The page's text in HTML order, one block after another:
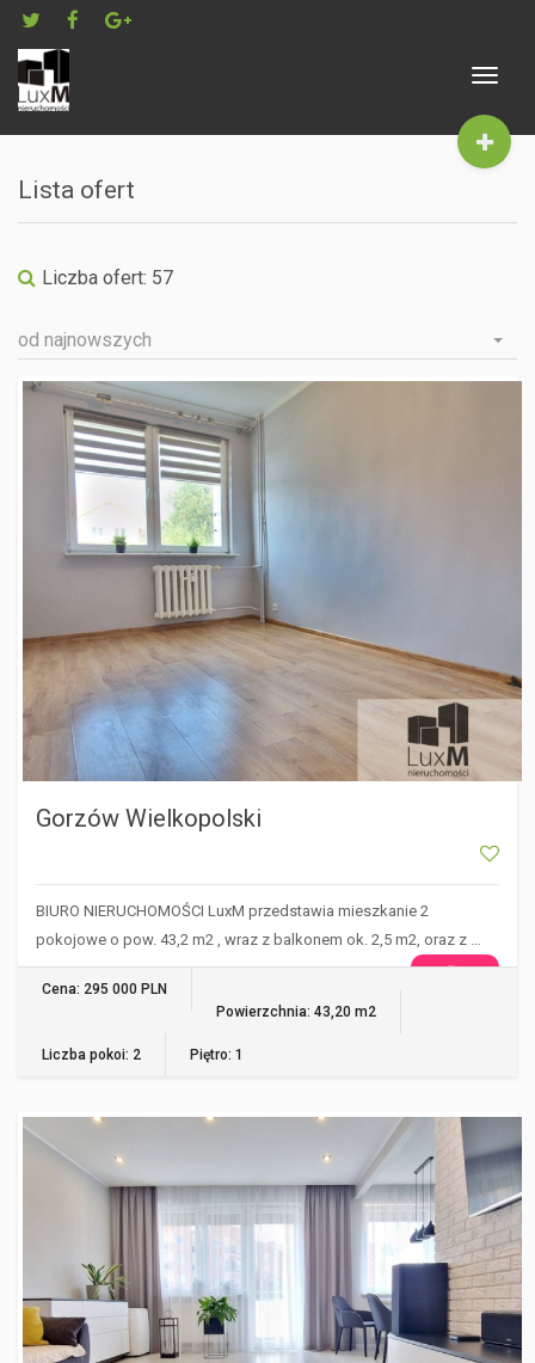
Toggle
Lista ofert
Liczba ofert: 57
od najnowszych
GORZÓW WIELKOPOLSKI
Gorzów Wielkopolski
BIURO NIERUCHOMOŚCI LuxM przedstawia mieszkanie 2
pokojowe o pow. 43,2 m2 , wraz z balkonem ok. 2,5 m2, oraz z …
WIĘCEJ
Cena: 295 000 PLN
Powierzchnia: 43,20 m2
Liczba pokoi: 2 Piętro: 1
GORZÓW WIELKOPOLSKI